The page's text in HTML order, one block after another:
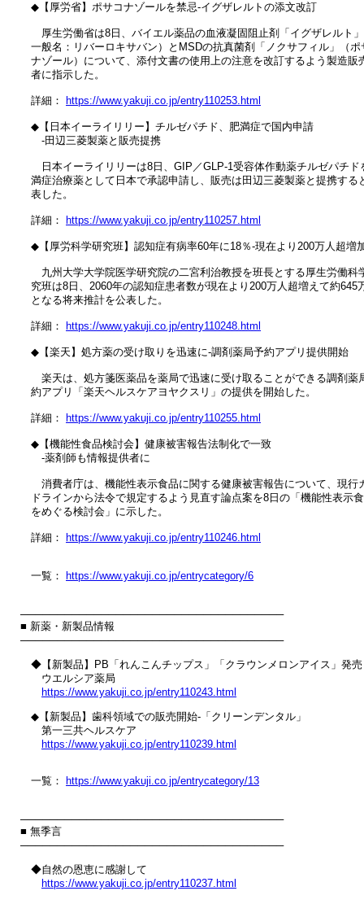
◆【厚労省】ポサコナゾールを禁忌‐イグザレルトの添文改訂
厚生労働省は8日、バイエル薬品の血液凝固阻止剤「イグザレルト
一般名：リバーロキサバン）とMSDの抗真菌剤「ノクサフィル」（ポ
ナゾール）について、添付文書の使用上の注意を改訂するよう製造販
者に指示した。
詳細： https://www.yakuji.co.jp/entry110253.html
◆【日本イーライリリー】チルゼパチド、肥満症で国内申請
‐田辺三菱製薬と販売提携
日本イーライリリーは8日、GIP／GLP-1受容体作動薬チルゼパチド
満症治療薬として日本で承認申請し、販売は田辺三菱製薬と提携する
表した。
詳細： https://www.yakuji.co.jp/entry110257.html
◆【厚労科学研究班】認知症有病率60年に18％‐現在より200万人超増
九州大学大学院医学研究院の二宮利治教授を班長とする厚生労働科
究班は8日、2060年の認知症患者数が現在より200万人超増えて約645
となる将来推計を公表した。
詳細： https://www.yakuji.co.jp/entry110248.html
◆【楽天】処方薬の受け取りを迅速に‐調剤薬局予約アプリ提供開始
楽天は、処方箋医薬品を薬局で迅速に受け取ることができる調剤薬
約アプリ「楽天ヘルスケアヨヤクスリ」の提供を開始した。
詳細： https://www.yakuji.co.jp/entry110255.html
◆【機能性食品検討会】健康被害報告法制化で一致
‐薬剤師も情報提供者に
消費者庁は、機能性表示食品に関する健康被害報告について、現行
ドラインから法令で規定するよう見直す論点案を8日の「機能性表示
をめぐる検討会」に示した。
詳細： https://www.yakuji.co.jp/entry110246.html
一覧： https://www.yakuji.co.jp/entrycategory/6
────────────────────────────────────
■ 新薬・新製品情報
────────────────────────────────────
◆【新製品】PB「れんこんチップス」「クラウンメロンアイス」発売
ウエルシア薬局
https://www.yakuji.co.jp/entry110243.html
◆【新製品】歯科領域での販売開始‐「クリーンデンタル」
第一三共ヘルスケア
https://www.yakuji.co.jp/entry110239.html
一覧： https://www.yakuji.co.jp/entrycategory/13
────────────────────────────────────
■ 無季言
────────────────────────────────────
◆自然の恩恵に感謝して
https://www.yakuji.co.jp/entry110237.html